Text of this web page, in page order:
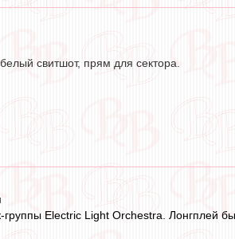
свитшот, прям для сектора.
Electric Light Orchestra. Лонгплей